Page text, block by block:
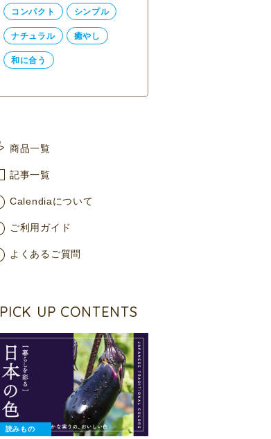
コンパクト シンプル
ナチュラル 癒やし
和に合う
商品一覧
記事一覧
Calendiaについて
ご利用ガイド
よくあるご質問
PICK UP CONTENTS
読みもの